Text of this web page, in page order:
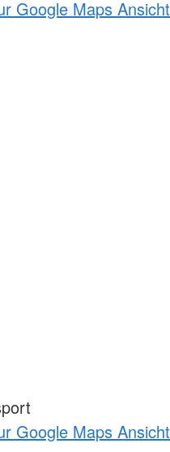
Google Maps Ansicht
Google Maps Ansicht